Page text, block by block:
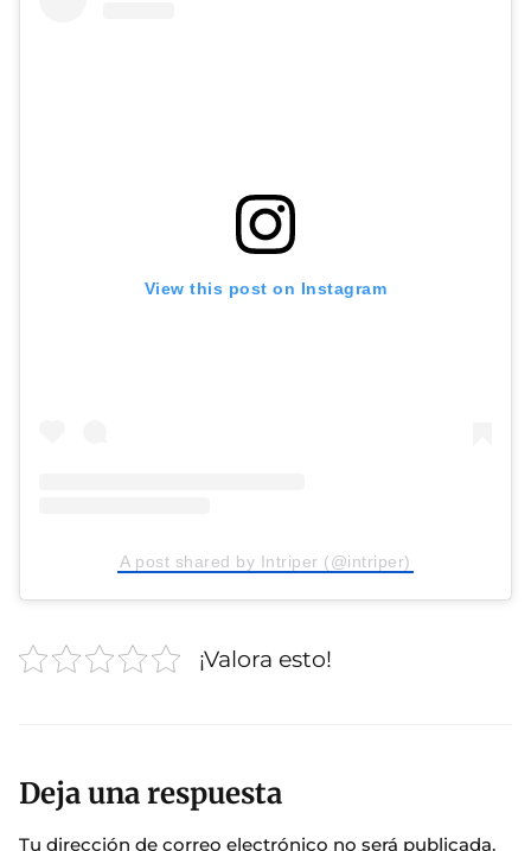
View this post on Instagram
A post shared by Intriper (@intriper)
¡Valora esto!
Deja una respuesta
Tu dirección de correo electrónico no será publicada.